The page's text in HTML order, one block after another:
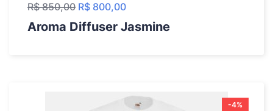
R$850,00 R$ 800,00
Aroma Diffuser Jasmine
-4%